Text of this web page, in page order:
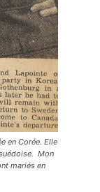
en Corée. Elle
Mon
mariés en